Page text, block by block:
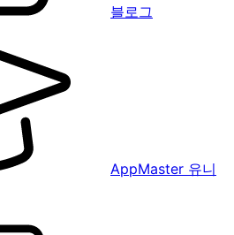
블로그
AppMaster 유니